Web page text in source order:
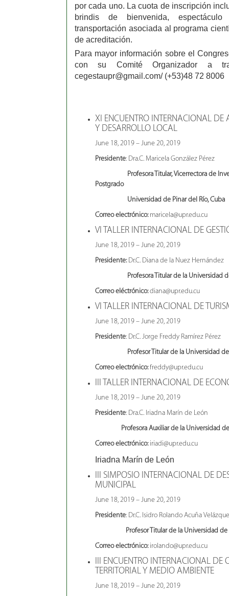
por cada uno. La cuota de inscripción
brindis de bienvenida,
transportación asociada al programa
de acreditación.
Para mayor información sobre el
con su Comité Organizador a
cegestaupr@gmail.com/ (+53)48 72 8006
XI ENCUENTRO INTERNACIONAL
Y DESARROLLO LOCAL
June 18, 2019 – June 20, 2019
Presidente: Dra.C. Maricela González Pérez
Profesora Titular, Vicerrectora de
Postgrado
Universidad de Pinar del Río, Cuba
Correo electrónico: maricela@upr.edu.cu
VI TALLER INTERNACIONAL DE
June 18, 2019 – June 20, 2019
Presidente: Dr.C. Diana de la Nuez Hernández
Profesora Titular de la Universidad de
Correo eléctrónico:diana@upr.edu.cu
VI TALLER INTERNACIONAL DE
June 18, 2019 – June 20, 2019
Presidente: Dr.C. Jorge Freddy Ramírez Pérez
Profesor Titular de la Universidad de
Correo electrónico:freddy@upr.edu.cu
III TALLER INTERNACIONAL DE
June 18, 2019 – June 20, 2019
Presidente: Dra.C. Iriadna Marín de León
Profesora Auxiliar de la Universidad
Correo electrónico: iriadi@upr.edu.cu
Iriadna Marín de León
III SIMPOSIO INTERNACIONAL DE
MUNICIPAL
June 18, 2019 – June 20, 2019
Presidente: Dr.C. Isidro Rolando Acuña
Profesor Titular de la Universidad de
Correo electrónico: irolando@upr.edu.cu
III ENCUENTRO INTERNACIONAL DE
TERRITORIAL Y MEDIO AMBIENTE
June 18, 2019 – June 20, 2019